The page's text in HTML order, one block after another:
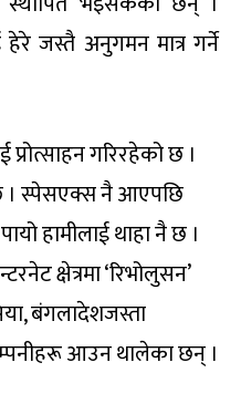
जस्तै अनुगमन मात्र गर्ने
गरिरहेको छ ।
। स्पेसएक्स नै आएपछि
हामीलाई थाहा नै छ ।
क्षेत्रमा ‘रिभोलुसन’
बंगलादेशजस्ता
आउन थालेका छन् ।